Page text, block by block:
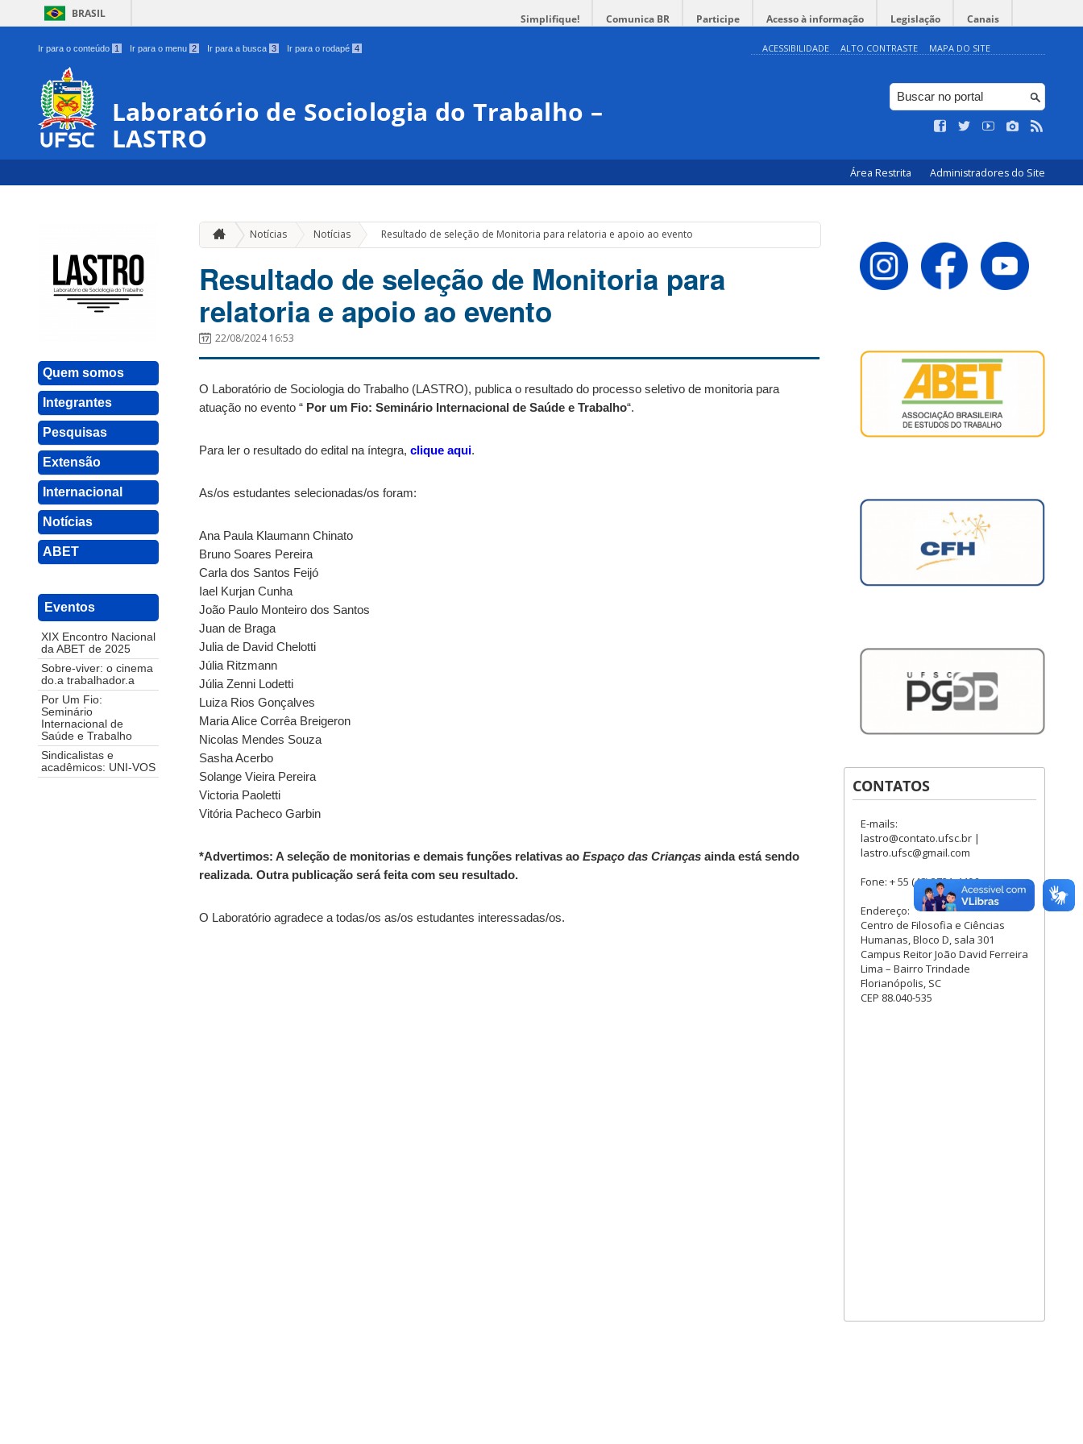
BRASIL Simplifique! Comunica BR Participe Acesso à informação Legislação Canais
Ir para o conteúdo 1 Ir para o menu 2 Ir para a busca 3 Ir para o rodapé 4 ACESSIBILIDADE ALTO CONTRASTE MAPA DO SITE
Laboratório de Sociologia do Trabalho –
LASTRO
Área Restrita Administradores do Site
Quem somos
Integrantes
Pesquisas
Extensão
Internacional
Notícias
ABET
Eventos
XIX Encontro Nacional
da ABET de 2025
Sobre-viver: o cinema
do.a trabalhador.a
Por Um Fio:
Seminário
Internacional de
Saúde e Trabalho
Sindicalistas e
acadêmicos: UNI-VOS
Notícias Notícias » Resultado de seleção de Monitoria para relatoria e apoio ao evento
Resultado de seleção de Monitoria para
relatoria e apoio ao evento
22/08/2024 16:53
O Laboratório de Sociologia do Trabalho (LASTRO), publica o resultado do processo seletivo de monitoria para
atuação no evento “ Por um Fio: Seminário Internacional de Saúde e Trabalho“.
Para ler o resultado do edital na íntegra, clique aqui.
As/os estudantes selecionadas/os foram:
Ana Paula Klaumann Chinato
Bruno Soares Pereira
Carla dos Santos Feijó
Iael Kurjan Cunha
João Paulo Monteiro dos Santos
Juan de Braga
Julia de David Chelotti
Júlia Ritzmann
Júlia Zenni Lodetti
Luiza Rios Gonçalves
Maria Alice Corrêa Breigeron
Nicolas Mendes Souza
Sasha Acerbo
Solange Vieira Pereira
Victoria Paoletti
Vitória Pacheco Garbin
*Advertimos: A seleção de monitorias e demais funções relativas ao Espaço das Crianças ainda está sendo
realizada. Outra publicação será feita com seu resultado.
O Laboratório agradece a todas/os as/os estudantes interessadas/os.
CONTATOS
E-mails:
lastro@contato.ufsc.br |
lastro.ufsc@gmail.com
Fone: + 55 (48) 3721-4496
Endereço:
Centro de Filosofia e Ciências
Humanas, Bloco D, sala 301
Campus Reitor João David Ferreira
Lima – Bairro Trindade
Florianópolis, SC
CEP 88.040-535